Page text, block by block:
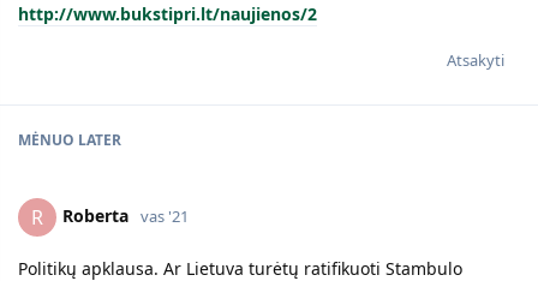
http://www.bukstipri.lt/naujienos/2
Atsakyti
MĖNUO LATER
R Roberta vas '21
Politikų apklausa. Ar Lietuva turėtų ratifikuoti Stambulo